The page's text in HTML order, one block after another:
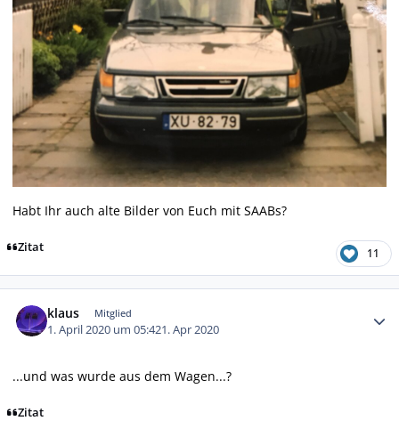
Habt Ihr auch alte Bilder von Euch mit SAABs?
Zitat 11
klaus Mitglied
1. April 2020 um 05:421. Apr 2020
...und was wurde aus dem Wagen...?
Zitat